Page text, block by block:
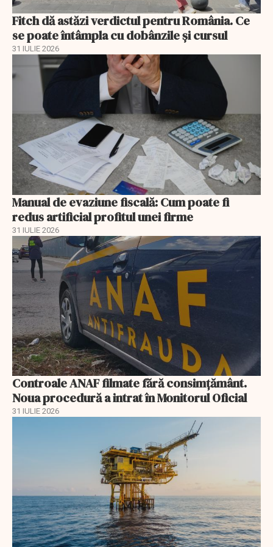
Fitch dă astăzi verdictul pentru România. Ce
se poate întâmpla cu dobânzile și cursul
31 IULIE 2026
Manual de evaziune fiscală: Cum poate fi
redus artificial profitul unei firme
31 IULIE 2026
Controale ANAF filmate fără consimțământ.
Noua procedură a intrat în Monitorul Oficial
31 IULIE 2026